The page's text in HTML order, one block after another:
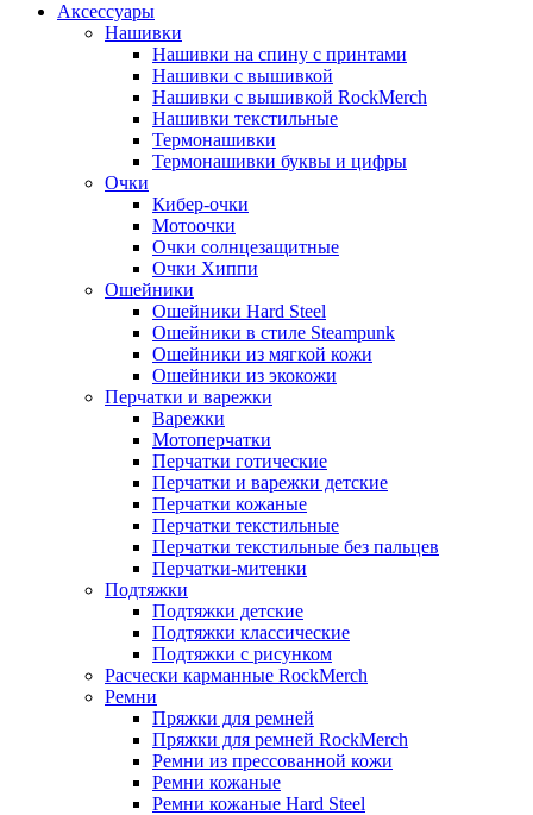
Аксессуары
Нашивки
Нашивки на спину с принтами
Нашивки с вышивкой
Нашивки с вышивкой RockMerch
Нашивки текстильные
Термонашивки
Термонашивки буквы и цифры
Очки
Кибер-очки
Мотоочки
Очки солнцезащитные
Очки Хиппи
Ошейники
Ошейники Hard Steel
Ошейники в стиле Steampunk
Ошейники из мягкой кожи
Ошейники из экокожи
Перчатки и варежки
Варежки
Мотоперчатки
Перчатки готические
Перчатки и варежки детские
Перчатки кожаные
Перчатки текстильные
Перчатки текстильные без пальцев
Перчатки-митенки
Подтяжки
Подтяжки детские
Подтяжки классические
Подтяжки с рисунком
Расчески карманные RockMerch
Ремни
Пряжки для ремней
Пряжки для ремней RockMerch
Ремни из прессованной кожи
Ремни кожаные
Ремни кожаные Hard Steel